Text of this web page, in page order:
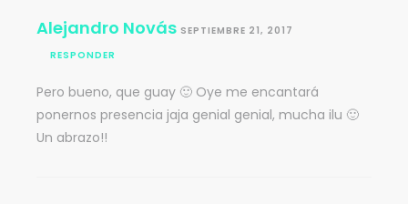
Alejandro Novás SEPTIEMBRE 21, 2017
RESPONDER
Pero bueno, que guay 🙂 Oye me encantará
ponernos presencia jaja genial genial, mucha ilu 🙂
Un abrazo!!